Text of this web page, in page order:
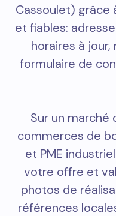
Cassoulet) grâce
et fiables:
horaires à jour,
formulaire de
Sur un marché
commerces de
et PME
votre offre et
photos de
références